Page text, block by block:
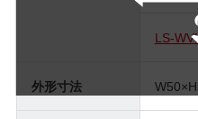
LS-
外形寸法